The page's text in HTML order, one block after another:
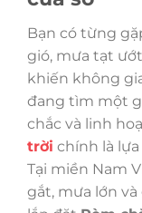
Bạn có từng
gió, mưa tạt
khiến không
đang tìm một
chắc và linh
trời chính là
Tại miền Nam
gắt, mưa lớn